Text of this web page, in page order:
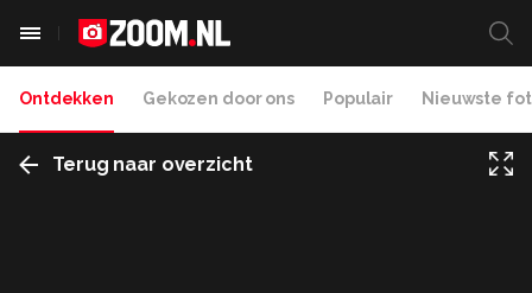
Ontdekken Gekozen door ons Populair Nieuwste
Terug naar overzicht